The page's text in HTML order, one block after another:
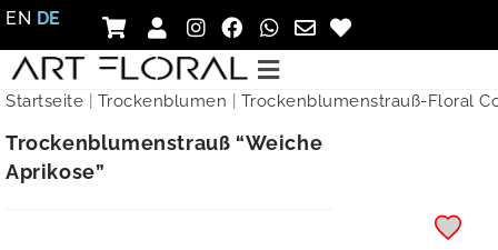
EN DE
Startseite Trockenblumen Trockenblumenstrauß-Floral
Trockenblumenstrauß “Weiche
Aprikose”